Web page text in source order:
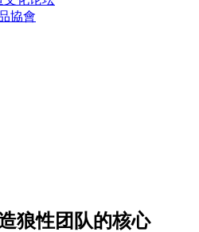
協會
狼性团队的核心